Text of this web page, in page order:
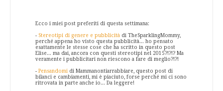
Ecco i miei post preferiti di questa settimana:
- Stereotipi di genere e pubblicità di TheSparklingMommy,
perché appena ho visto questa pubblicità... ho pensato
esattamente le stesse cose che ha scritto in questo post
Elise... ma dai, ancora con questi stereotipi nel 2015?!?!? Ma
veramente i pubblicitari non riescono a fare di meglio?!?!
- Pensandomi di Mammanontiarrabbiare, questo post di
bilanci e cambiamenti, mi è piaciuto, forse perché mi ci sono
ritrovata in parte anche io... Da leggere!